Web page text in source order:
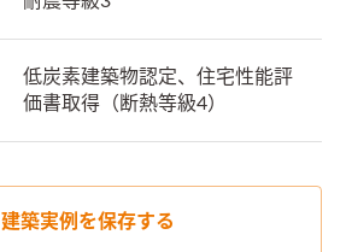
低炭素建築物認定、住宅性能評
価書取得（断熱等級4）
建築実例を保存する